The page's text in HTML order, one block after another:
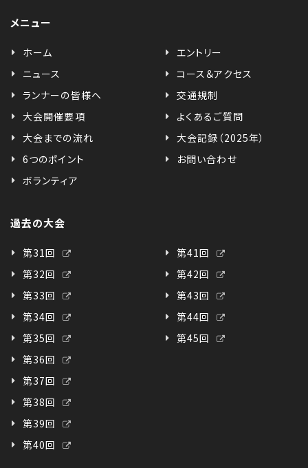
メニュー
ホーム
ニュース
ランナーの皆様へ
大会開催要項
大会までの流れ
6つのポイント
ボランティア
エントリー
コース＆アクセス
交通規制
よくあるご質問
大会記録（2025年）
お問い合わせ
過去の大会
第31回
第32回
第33回
第34回
第35回
第36回
第37回
第38回
第39回
第40回
第41回
第42回
第43回
第44回
第45回